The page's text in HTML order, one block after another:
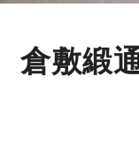
倉敷緞